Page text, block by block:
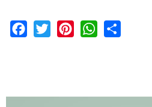
Facebook
Twitter PinterestWhatsApp